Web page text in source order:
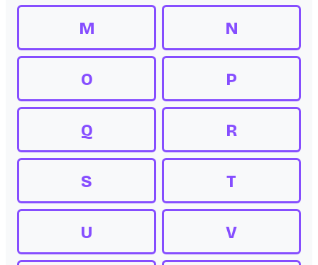
M N
O P
Q R
S T
U V